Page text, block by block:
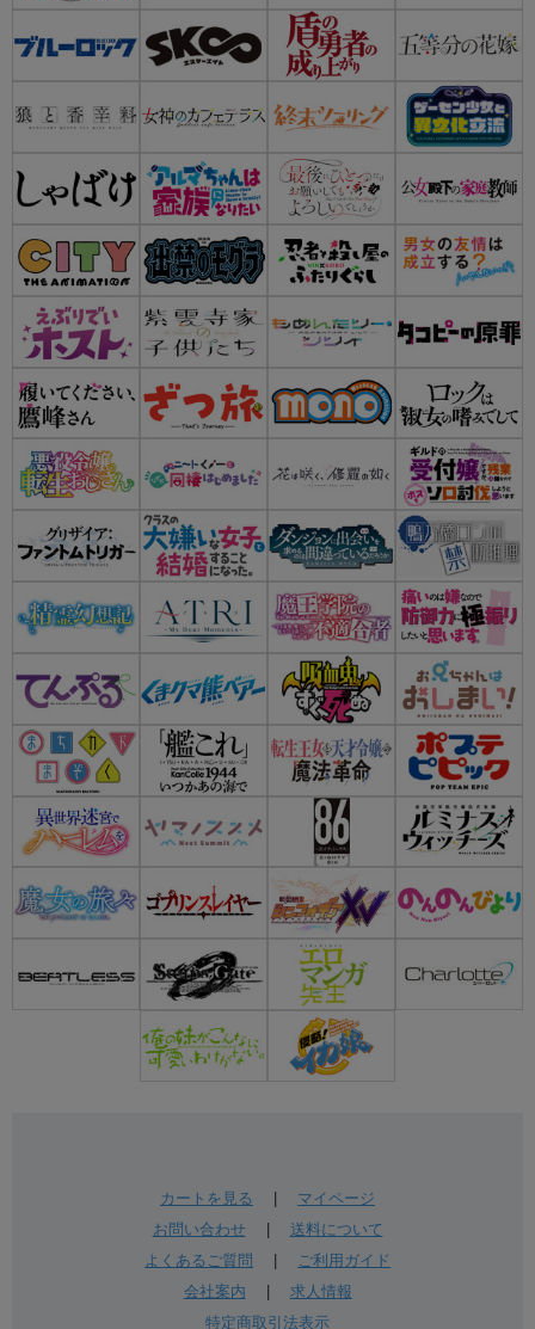
カートを見る
マイページ
お問い合わせ| 送料について
よくあるご質問
ご利用ガイド
会社案内
求人情報
特定商取引法表示